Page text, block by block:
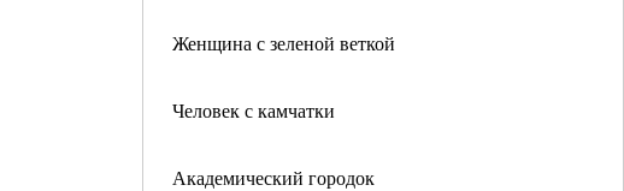
Женщина с зеленой веткой
Человек с камчатки
Академический городок